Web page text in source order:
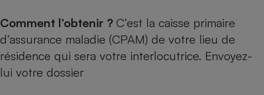
Comment l’obtenir ? C’est la caisse primaire
d’assurance maladie (CPAM) de votre lieu de
résidence qui sera votre interlocutrice. Envoyez-
lui votre dossier
Climatiseur -
Ventilateur